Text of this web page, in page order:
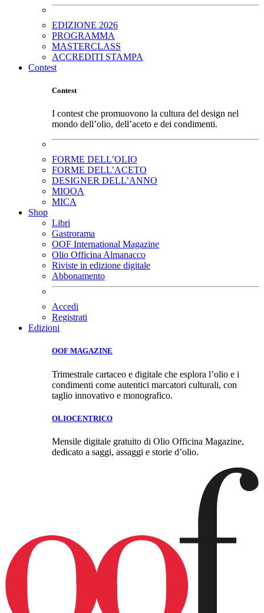
EDIZIONE 2026
PROGRAMMA
MASTERCLASS
ACCREDITI STAMPA
Contest
Contest
I contest che promuovono la cultura del design nel
mondo dell’olio, dell’aceto e dei condimenti.
FORME DELL’OLIO
FORME DELL’ACETO
DESIGNER DELL’ANNO
MIOOA
MICA
Shop
Libri
Gastrorama
OOF International Magazine
Olio Officina Almanacco
Riviste in edizione digitale
Abbonamento
Accedi
Registrati
Edizioni
OOF MAGAZINE
Trimestrale cartaceo e digitale che esplora l’olio e i
condimenti come autentici marcatori culturali, con
taglio innovativo e monografico.
OLIOCENTRICO
Mensile digitale gratuito di Olio Officina Magazine,
dedicato a saggi, assaggi e storie d’olio.